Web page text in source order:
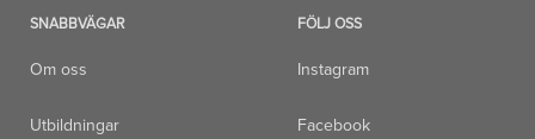
SNABBVÄGAR
Om oss
Utbildningar
FÖLJ OSS
Instagram
Facebook